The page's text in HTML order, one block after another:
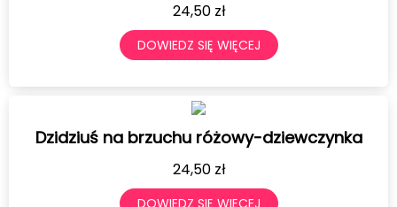
24,50 zł
DOWIEDZ SIĘ WIĘCEJ
Dzidziuś na brzuchu różowy-dziewczynka
24,50 zł
DOWIEDZ SIĘ WIĘCEJ